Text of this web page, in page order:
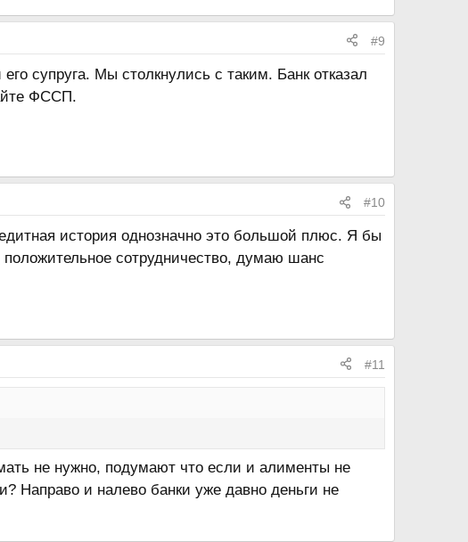
#9
супруга. Мы столкнулись с таким. Банк отказал
ФССП.
#10
история однозначно это большой плюс. Я бы
сотрудничество, думаю шанс
#11
не нужно, подумают что если и алименты не
Направо и налево банки уже давно деньги не